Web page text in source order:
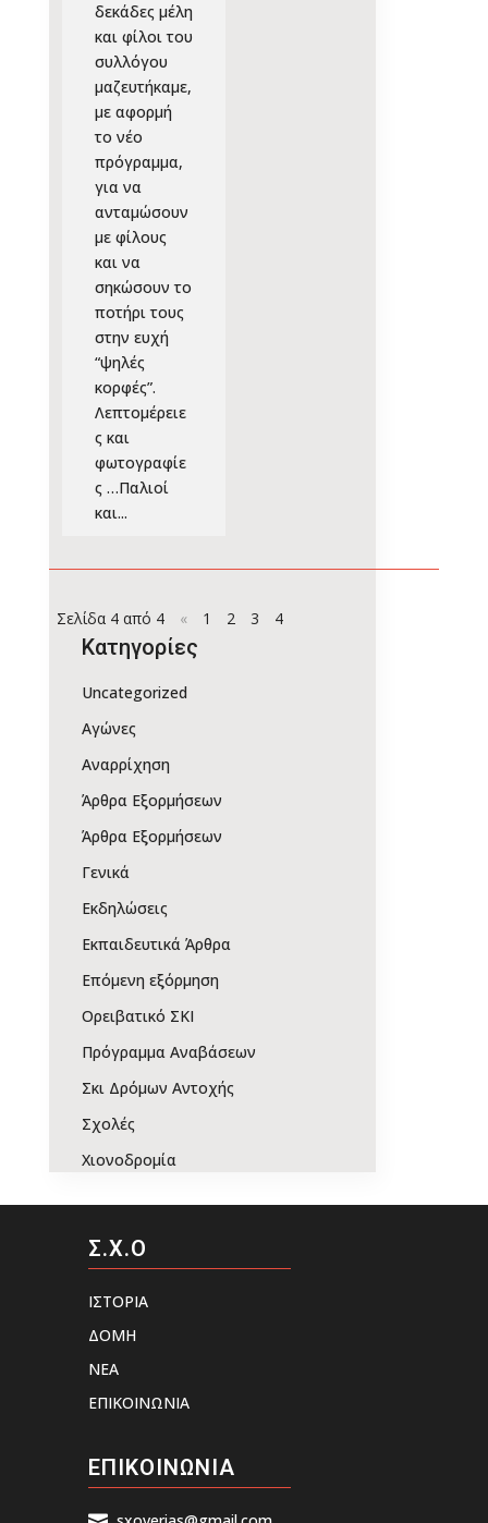
δεκάδες μέλη
και φίλοι του
συλλόγου
μαζευτήκαμε,
με αφορμή
το νέο
πρόγραμμα,
για να
ανταμώσουν
με φίλους
και να
σηκώσουν το
ποτήρι τους
στην ευχή
“ψηλές
κορφές”.
Λεπτομέρειε
ς και
φωτογραφίε
ς …Παλιοί
και...
Σελίδα 4 από 4 « 1 2 3 4
Kατηγορίες
Uncategorized
Αγώνες
Αναρρίχηση
Άρθρα Εξορμήσεων
Άρθρα Εξορμήσεων
Γενικά
Εκδηλώσεις
Εκπαιδευτικά Άρθρα
Επόμενη εξόρμηση
Ορειβατικό ΣΚΙ
Πρόγραμμα Αναβάσεων
Σκι Δρόμων Αντοχής
Σχολές
Χιονοδρομία
Σ.Χ.Ο
ΙΣΤΟΡΙΑ
ΔΟΜΗ
ΝΕΑ
ΕΠΙΚΟΙΝΩΝΙΑ
ΕΠΙΚΟΙΝΩΝΙΑ